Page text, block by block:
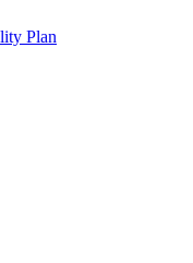
Plan